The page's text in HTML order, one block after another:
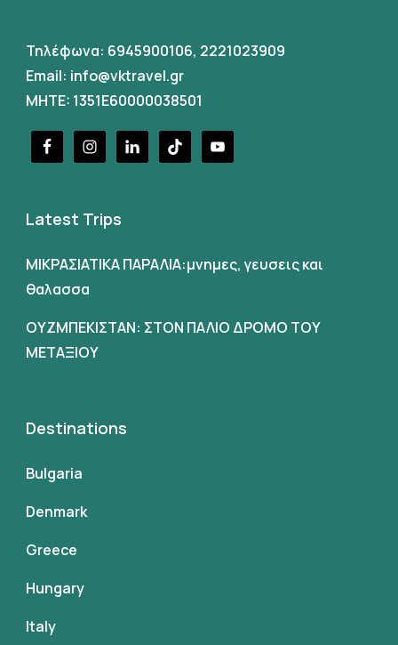
Τηλέφωνα: 6945900106, 2221023909
Email: info@vktravel.gr
MHTE: 1351E60000038501
Latest Trips
ΜΙΚΡΑΣΙΑΤΙΚΑ ΠΑΡΑΛΙΑ:μνημες, γευσεις και
θαλασσα
ΟΥΖΜΠΕΚΙΣΤΑΝ: ΣΤΟΝ ΠΑΛΙΟ ΔΡΟΜΟ ΤΟΥ
ΜΕΤΑΞΙΟΥ
Destinations
Bulgaria
Denmark
Greece
Hungary
Italy